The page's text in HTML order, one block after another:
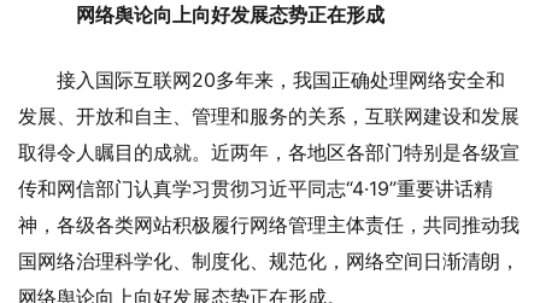
网络舆论向上向好发展态势正在形成
接入国际互联网20多年来，我国正确处理网络安全和
发展、开放和自主、管理和服务的关系，互联网建设和发展
取得令人瞩目的成就。近两年，各地区各部门特别是各级宣
传和网信部门认真学习贯彻习近平同志“4·19”重要讲话精
神，各级各类网站积极履行网络管理主体责任，共同推动我
国网络治理科学化、制度化、规范化，网络空间日渐清朗，
网络舆论向上向好发展态势正在形成。